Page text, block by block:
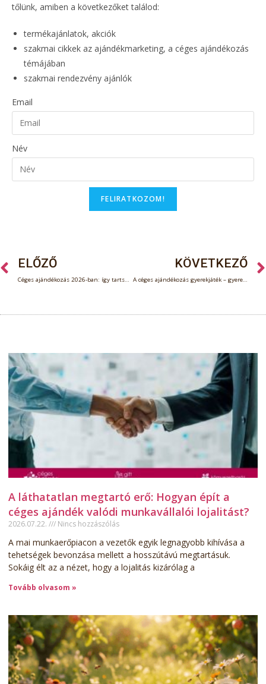
tőlünk, amiben a következőket találod:
termékajánlatok, akciók
szakmai cikkek az ajándékmarketing, a céges ajándékozás
témájában
szakmai rendezvény ajánlók
Email
Név
FELIRATKOZOM!
ELŐZŐ
Céges ajándékozás 2026-ban: így tartsd a lépést
KÖVETKEZŐ
A céges ajándékozás gyerekjáték – gyereknapi ajándékötletek vállalatoknak
A láthatatlan megtartó erő: Hogyan épít a
céges ajándék valódi munkavállalói lojalitást?
2026.07.22. Nincs hozzászólás
A mai munkaerőpiacon a vezetők egyik legnagyobb kihívása a
tehetségek bevonzása mellett a hosszútávú megtartásuk.
Sokáig élt az a nézet, hogy a lojalitás kizárólag a
Tovább olvasom »